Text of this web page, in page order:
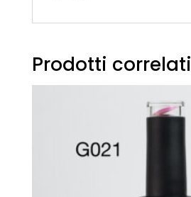
Prodotti correlati